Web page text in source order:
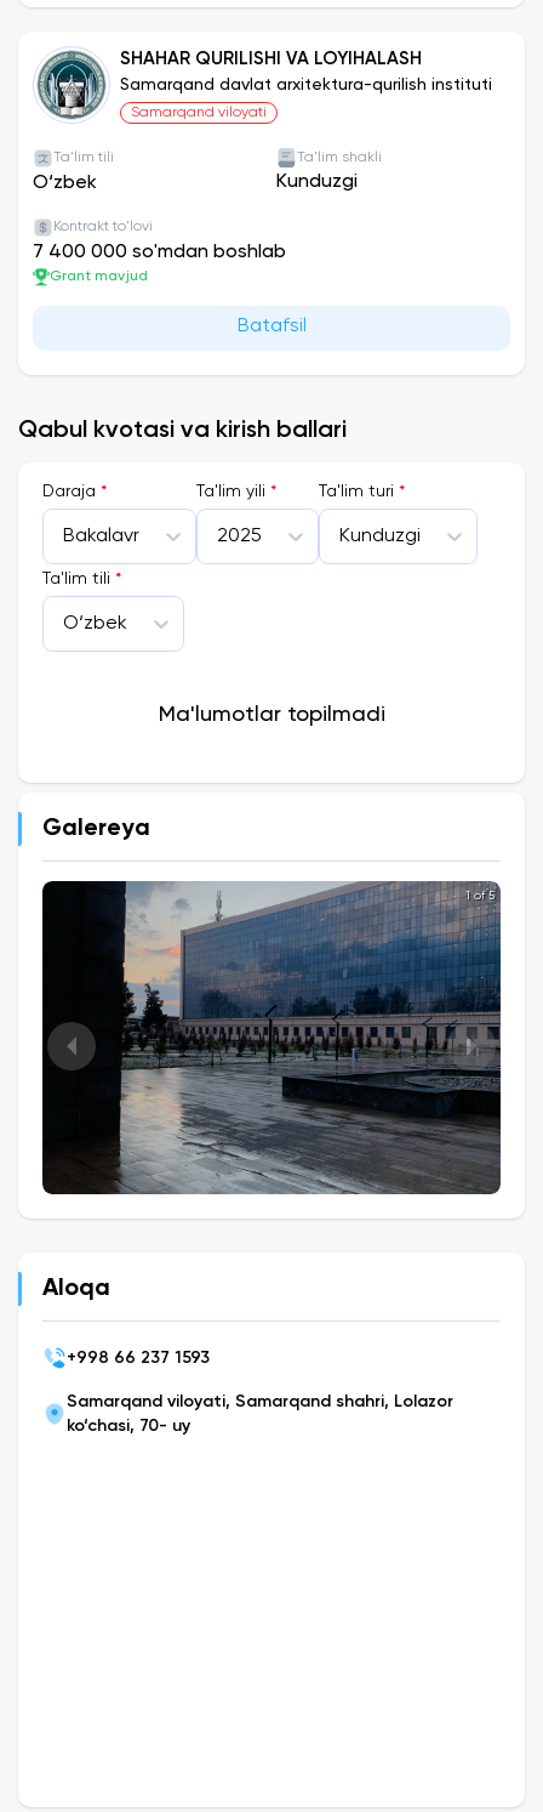
SHAHAR QURILISHI VA LOYIHALASH
Samarqand davlat arxitektura-qurilish instituti
Samarqand viloyati
Ta'lim tili
O‘zbek
Ta'lim shakli
Kunduzgi
Kontrakt to'lovi
7 400 000 so'mdan boshlab
Grant mavjud
Batafsil
Qabul kvotasi va kirish ballari
Daraja *
Bakalavr
Ta'lim yili *
2025
Ta'lim turi *
Kunduzgi
Ta'lim tili *
O‘zbek
Ma'lumotlar topilmadi
Galereya
1 of 5
Aloqa
+998 66 237 1593
Samarqand viloyati, Samarqand shahri, Lolazor
ko‘chasi, 70- uy